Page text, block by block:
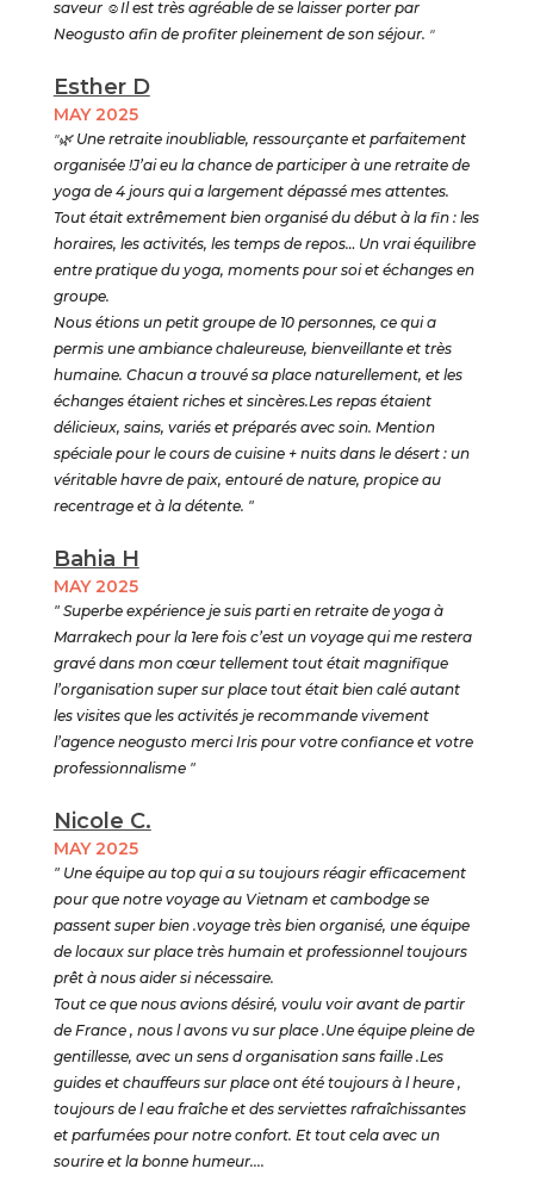
saveur ☺️Il est très agréable de se laisser porter par
Neogusto afin de profiter pleinement de son séjour. "
Esther D
MAY 2025
"🌿Une retraite inoubliable, ressourçante et parfaitement
organisée !J’ai eu la chance de participer à une retraite de
yoga de 4 jours qui a largement dépassé mes attentes.
Tout était extrêmement bien organisé du début à la fin : les
horaires, les activités, les temps de repos… Un vrai équilibre
entre pratique du yoga, moments pour soi et échanges en
groupe.
Nous étions un petit groupe de 10 personnes, ce qui a
permis une ambiance chaleureuse, bienveillante et très
humaine. Chacun a trouvé sa place naturellement, et les
échanges étaient riches et sincères.Les repas étaient
délicieux, sains, variés et préparés avec soin. Mention
spéciale pour le cours de cuisine + nuits dans le désert : un
véritable havre de paix, entouré de nature, propice au
recentrage et à la détente. "
Bahia H
MAY 2025
" Superbe expérience je suis parti en retraite de yoga à
Marrakech pour la 1ere fois c’est un voyage qui me restera
gravé dans mon cœur tellement tout était magnifique
l’organisation super sur place tout était bien calé autant
les visites que les activités je recommande vivement
l’agence neogusto merci Iris pour votre confiance et votre
professionnalisme "
Nicole C.
MAY 2025
" Une équipe au top qui a su toujours réagir efficacement
pour que notre voyage au Vietnam et cambodge se
passent super bien .voyage très bien organisé, une équipe
de locaux sur place très humain et professionnel toujours
prêt à nous aider si nécessaire.
Tout ce que nous avions désiré, voulu voir avant de partir
de France , nous l avons vu sur place .Une équipe pleine de
gentillesse, avec un sens d organisation sans faille .Les
guides et chauffeurs sur place ont été toujours à l heure ,
toujours de l eau fraîche et des serviettes rafraîchissantes
et parfumées pour notre confort. Et tout cela avec un
sourire et la bonne humeur....